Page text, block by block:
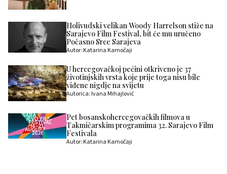
Holivudski velikan Woody Harrelson stiže na
Sarajevo Film Festival, bit će mu uručeno
Počasno Srce Sarajeva
Autor: Katarina Kamočaji
U hercegovačkoj pećini otkriveno je 37
životinjskih vrsta koje prije toga nisu bile
viđene nigdje na svijetu
Autorica: Ivana Mihajlović
Pet bosanskohercegovačkih filmova u
Takmičarskim programima 32. Sarajevo Film
Festivala
Autor: Katarina Kamočaji